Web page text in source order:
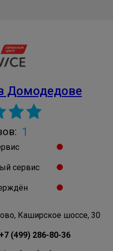
в Домодедове
1
сервис
Каширское шоссе, 30
+7 (499) 286-80-36